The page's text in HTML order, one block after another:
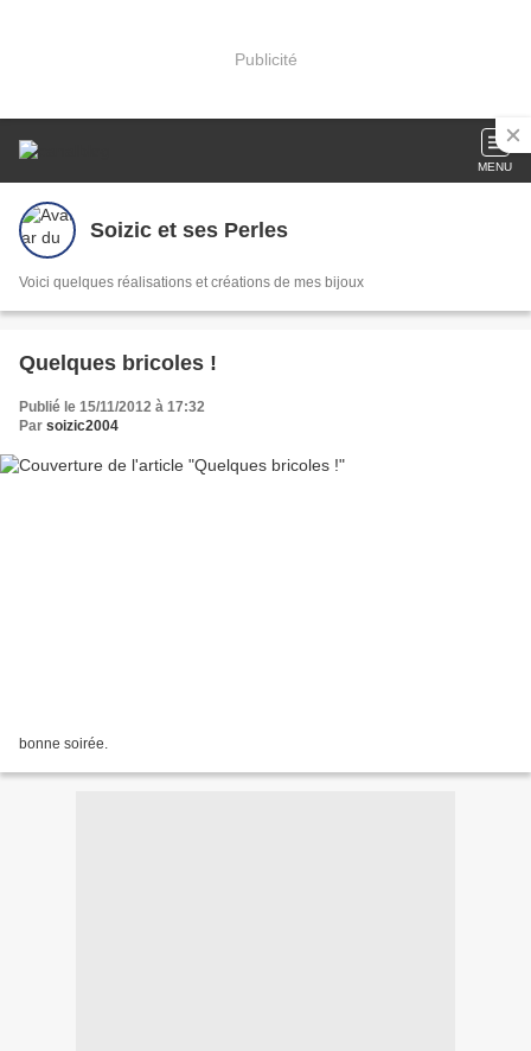
Publicité
MENU
Soizic et ses Perles
Voici quelques réalisations et créations de mes bijoux
Quelques bricoles !
Publié le 15/11/2012 à 17:32
Par soizic2004
bonne soirée.